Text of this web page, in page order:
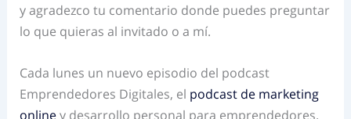
y agradezco tu comentario donde puedes preguntar
lo que quieras al invitado o a mí.
Cada lunes un nuevo episodio del podcast
Emprendedores Digitales, el podcast de marketing
onliney desarrollo personal para emprendedores.